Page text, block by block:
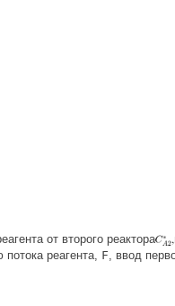
от второго реактора ,
реагента, F, ввод